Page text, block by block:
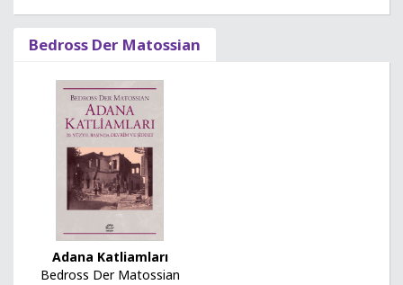
Bedross Der Matossian
Adana Katliamları
Bedross Der Matossian